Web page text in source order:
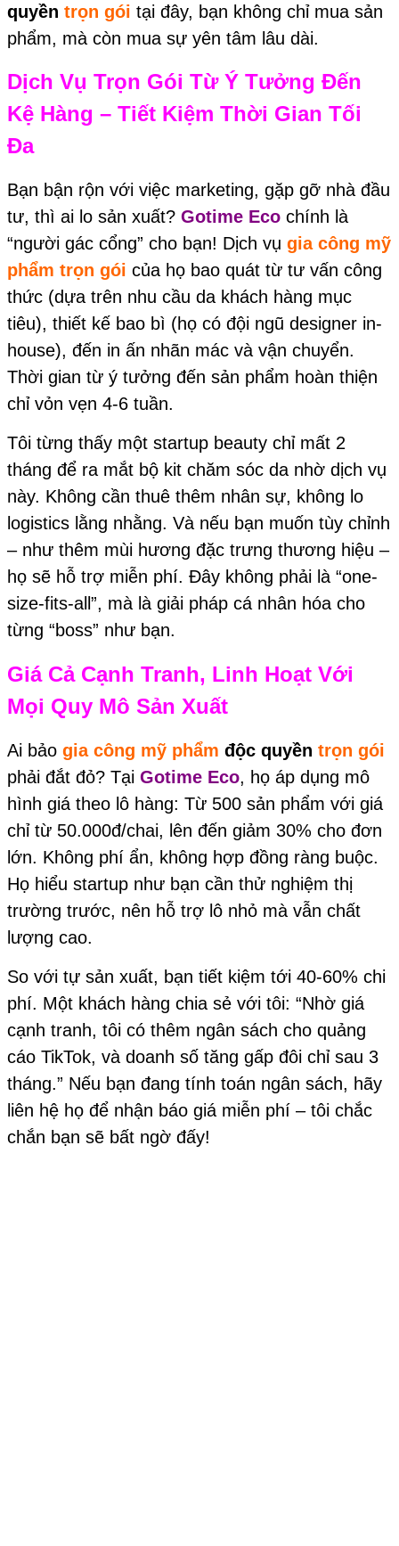
quyền trọn gói tại đây, bạn không chỉ mua sản
phẩm, mà còn mua sự yên tâm lâu dài.
Dịch Vụ Trọn Gói Từ Ý Tưởng Đến
Kệ Hàng – Tiết Kiệm Thời Gian Tối
Đa
Bạn bận rộn với việc marketing, gặp gỡ nhà đầu
tư, thì ai lo sản xuất? Gotime Eco chính là
“người gác cổng” cho bạn! Dịch vụ gia công mỹ
phẩm trọn gói của họ bao quát từ tư vấn công
thức (dựa trên nhu cầu da khách hàng mục
tiêu), thiết kế bao bì (họ có đội ngũ designer in-
house), đến in ấn nhãn mác và vận chuyển.
Thời gian từ ý tưởng đến sản phẩm hoàn thiện
chỉ vỏn vẹn 4-6 tuần.
Tôi từng thấy một startup beauty chỉ mất 2
tháng để ra mắt bộ kit chăm sóc da nhờ dịch vụ
này. Không cần thuê thêm nhân sự, không lo
logistics lằng nhằng. Và nếu bạn muốn tùy chỉnh
– như thêm mùi hương đặc trưng thương hiệu –
họ sẽ hỗ trợ miễn phí. Đây không phải là “one-
size-fits-all”, mà là giải pháp cá nhân hóa cho
từng “boss” như bạn.
Giá Cả Cạnh Tranh, Linh Hoạt Với
Mọi Quy Mô Sản Xuất
Ai bảo gia công mỹ phẩm độc quyền trọn gói
phải đắt đỏ? Tại Gotime Eco, họ áp dụng mô
hình giá theo lô hàng: Từ 500 sản phẩm với giá
chỉ từ 50.000đ/chai, lên đến giảm 30% cho đơn
lớn. Không phí ẩn, không hợp đồng ràng buộc.
Họ hiểu startup như bạn cần thử nghiệm thị
trường trước, nên hỗ trợ lô nhỏ mà vẫn chất
lượng cao.
So với tự sản xuất, bạn tiết kiệm tới 40-60% chi
phí. Một khách hàng chia sẻ với tôi: “Nhờ giá
cạnh tranh, tôi có thêm ngân sách cho quảng
cáo TikTok, và doanh số tăng gấp đôi chỉ sau 3
tháng.” Nếu bạn đang tính toán ngân sách, hãy
liên hệ họ để nhận báo giá miễn phí – tôi chắc
chắn bạn sẽ bất ngờ đấy!